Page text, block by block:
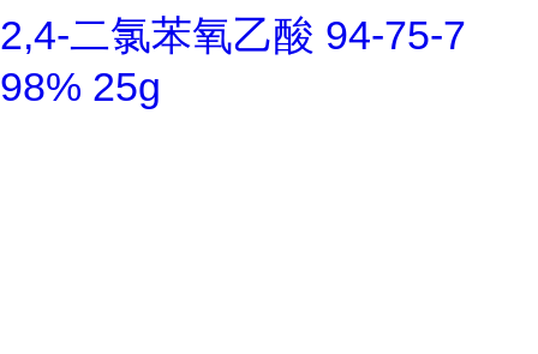
2,4-二氯苯氧乙酸 94-75-7
98% 25g